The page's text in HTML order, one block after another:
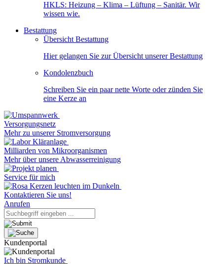
HKLS: Heizung – Klima – Lüftung – Sanitär. Wir
wissen wie.
Bestattung
Übersicht Bestattung
Hier gelangen Sie zur Übersicht unserer Bestattung
Kondolenzbuch
Schreiben Sie ein paar nette Worte oder zünden Sie
eine Kerze an
Versorgungsnetz
Mehr zu unserer Stromversorgung
Milliarden von Mikroorganismen
Mehr über unsere Abwasserreinigung
Service für mich
Kontaktieren Sie uns!
Anrufen
Kundenportal
Ich bin Stromkunde